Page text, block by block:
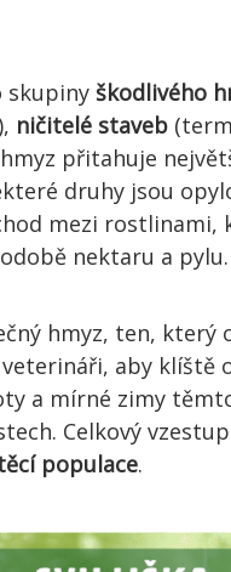
skupiny škodlivého
ničitelé staveb
přitahuje
druhy jsou
mezi
nektaru a pylu.
hmyz, ten, který
aby klíště
a mírné zimy
Celkový
populace.